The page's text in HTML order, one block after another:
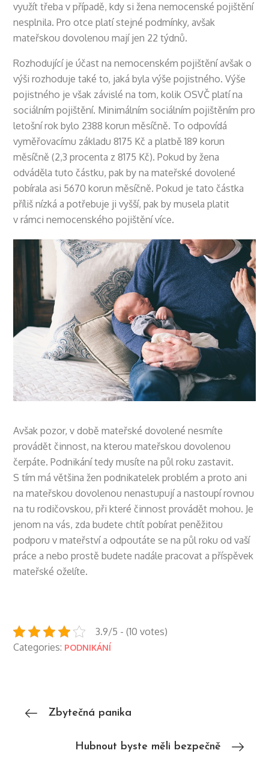
využít třeba v případě, kdy si žena nemocenské pojištění
nesplnila. Pro otce platí stejné podmínky, avšak
mateřskou dovolenou mají jen 22 týdnů.
Rozhodující je účast na nemocenském pojištění avšak o
výši rozhoduje také to, jaká byla výše pojistného. Výše
pojistného je však závislé na tom, kolik OSVČ platí na
sociálním pojištění. Minimálním sociálním pojištěním pro
letošní rok bylo 2388 korun měsíčně. To odpovídá
vyměřovacímu základu 8175 Kč a platbě 189 korun
měsíčně (2,3 procenta z 8175 Kč). Pokud by žena
odváděla tuto částku, pak by na mateřské dovolené
pobírala asi 5670 korun měsíčně. Pokud je tato částka
příliš nízká a potřebuje ji vyšší, pak by musela platit
v rámci nemocenského pojištění více.
Avšak pozor, v době mateřské dovolené nesmíte
provádět činnost, na kterou mateřskou dovolenou
čerpáte. Podnikání tedy musíte na půl roku zastavit.
S tím má většina žen podnikatelek problém a proto ani
na mateřskou dovolenou nenastupují a nastoupí rovnou
na tu rodičovskou, při které činnost provádět mohou. Je
jenom na vás, zda budete chtít pobírat peněžitou
podporu v mateřství a odpoutáte se na půl roku od vaší
práce a nebo prostě budete nadále pracovat a příspěvek
mateřské oželíte.
3.9/5 - (10 votes)
Categories: PODNIKÁNÍ
Navigace
Zbytečná panika
Hubnout byste měli bezpečně